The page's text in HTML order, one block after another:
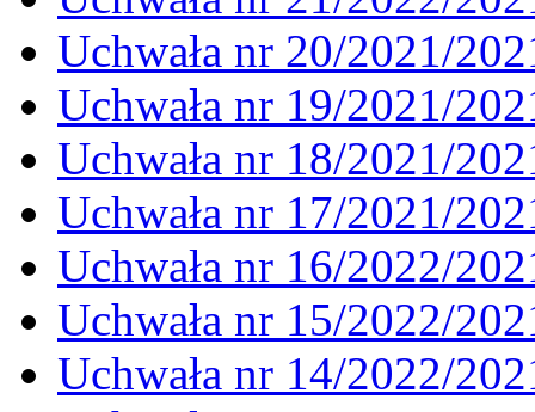
Uchwała nr 20/2021/
Uchwała nr 19/2021/
Uchwała nr 18/2021/
Uchwała nr 17/2021/
Uchwała nr 16/2022/
Uchwała nr 15/2022/
Uchwała nr 14/2022/